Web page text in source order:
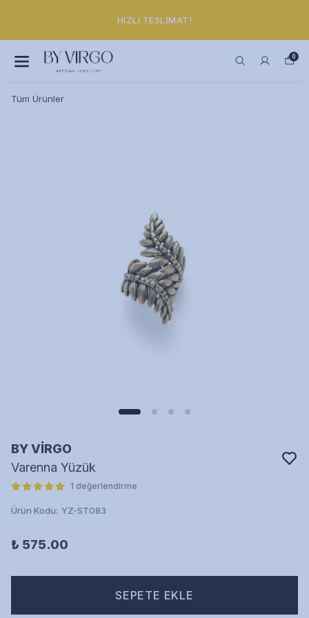
HIZLI TESLIMAT!
0
Tüm Ürünler
BY VİRGO
Varenna Yüzük
1 değerlendirme
Ürün Kodu: YZ-ST083
₺ 575.00
SEPETE EKLE